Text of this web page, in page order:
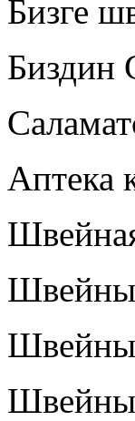
Бизге
Биздин
Аптека